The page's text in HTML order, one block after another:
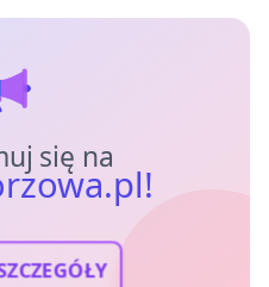
się na